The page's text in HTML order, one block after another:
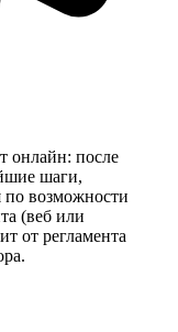
онлайн: после
шаги,
возможности
(веб или
от регламента